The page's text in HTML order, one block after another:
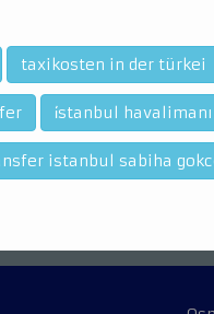
taxikosten in der türkei
i̇stanbul
istanbul sabiha